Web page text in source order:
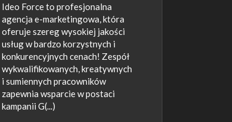
Ideo Force to profesjonalna
agencja e-marketingowa, która
oferuje szereg wysokiej jakości
usług w bardzo korzystnych i
konkurencyjnych cenach! Zespół
wykwalifikowanych, kreatywnych
i sumiennych pracowników
zapewnia wsparcie w postaci
kampanii G(...)